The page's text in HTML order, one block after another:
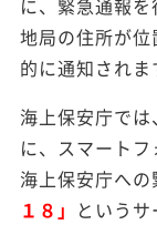
に、緊急通報
地局の住所が
的に通知されま
海上保安庁では、
に、スマートフ
海上保安庁へ
１８」 という